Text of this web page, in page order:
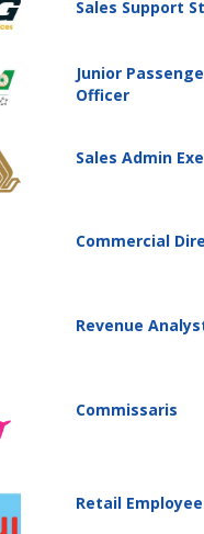
Sales Support
Junior
Officer
Sales Admin
Commercial
Revenue
Commissaris
Retail Employee